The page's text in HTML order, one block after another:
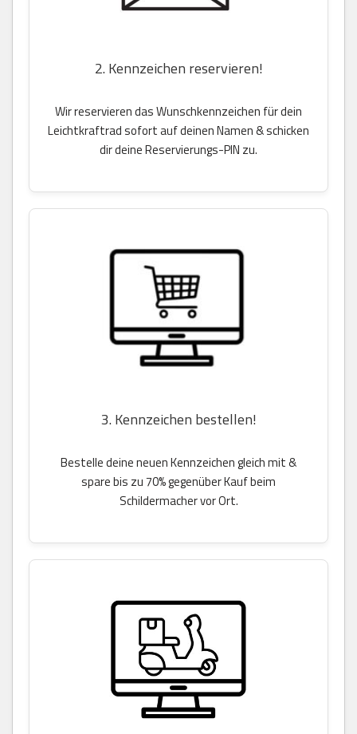
2. Kennzeichen reservieren!
Wir reservieren das Wunschkennzeichen für dein
Leichtkraftrad sofort auf deinen Namen & schicken
dir deine Reservierungs-PIN zu.
3. Kennzeichen bestellen!
Bestelle deine neuen Kennzeichen gleich mit &
spare bis zu 70% gegenüber Kauf beim
Schildermacher vor Ort.